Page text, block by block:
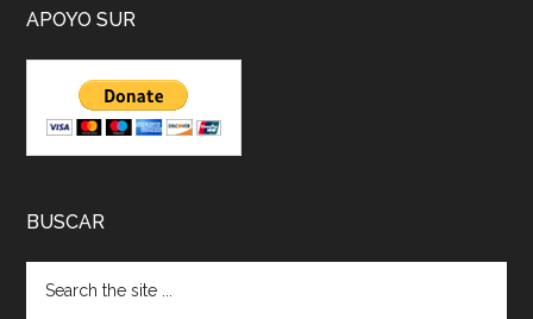
APOYO SUR
BUSCAR